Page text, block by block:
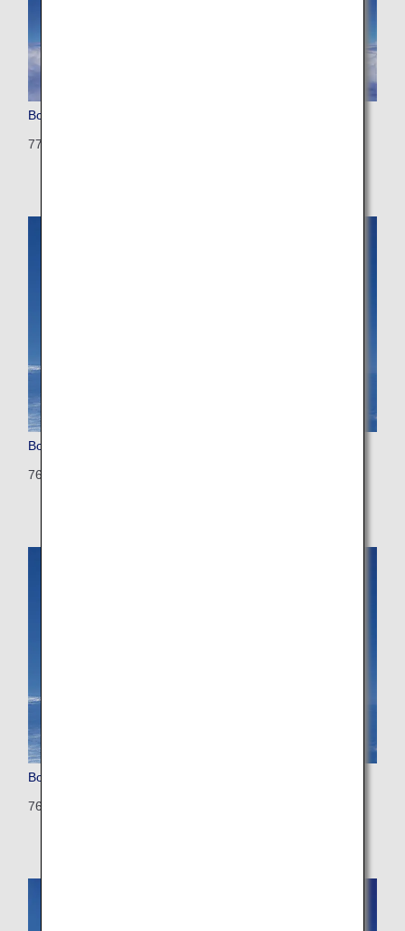
Boeing 777-200 (Triple Seven)
772: 392 seats (28 seats)
Boeing 767-300
763: 270 seats (10 seats)
Boeing 767-300 (Configured for International Flights)
763: 202 seats (35seats)